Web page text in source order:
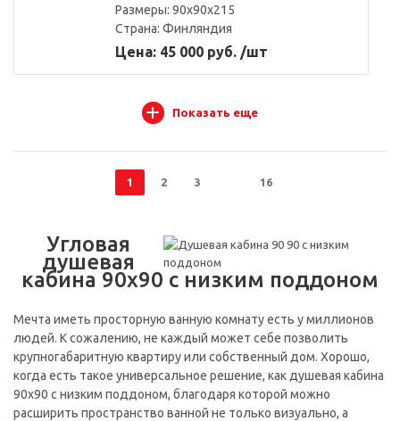
Размеры: 90x90x215
Страна: Финляндия
Цена: 45 000 руб. /шт
Показать еще
1 2 3 16
Угловая
душевая
кабина 90х90 с низким поддоном
Мечта иметь просторную ванную комнату есть у миллионов
людей. К сожалению, не каждый может себе позволить
крупногабаритную квартиру или собственный дом. Хорошо,
когда есть такое универсальное решение, как душевая кабина
90х90 с низким поддоном, благодаря которой можно
расширить пространство ванной не только визуально, а